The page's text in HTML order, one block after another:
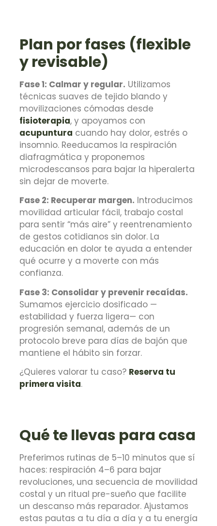
Plan por fases (flexible
y revisable)
Fase 1: Calmar y regular. Utilizamos
técnicas suaves de tejido blando y
movilizaciones cómodas desde
fisioterapia, y apoyamos con
acupuntura cuando hay dolor, estrés o
insomnio. Reeducamos la respiración
diafragmática y proponemos
microdescansos para bajar la hiperalerta
sin dejar de moverte.
Fase 2: Recuperar margen. Introducimos
movilidad articular fácil, trabajo costal
para sentir “más aire” y reentrenamiento
de gestos cotidianos sin dolor. La
educación en dolor te ayuda a entender
qué ocurre y a moverte con más
confianza.
Fase 3: Consolidar y prevenir recaídas.
Sumamos ejercicio dosificado —
estabilidad y fuerza ligera— con
progresión semanal, además de un
protocolo breve para días de bajón que
mantiene el hábito sin forzar.
¿Quieres valorar tu caso? Reserva tu
primera visita.
Qué te llevas para casa
Preferimos rutinas de 5–10 minutos que sí
haces: respiración 4–6 para bajar
revoluciones, una secuencia de movilidad
costal y un ritual pre-sueño que facilite
un descanso más reparador. Ajustamos
estas pautas a tu día a día y a tu energía